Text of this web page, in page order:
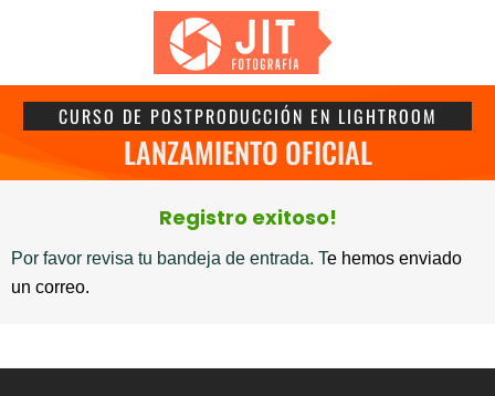
CURSO DE POSTPRODUCCIÓN EN LIGHTROOM
LANZAMIENTO OFICIAL
Registro exitoso!
Por favor revisa tu bandeja de entrada. Te hemos enviado
un correo.